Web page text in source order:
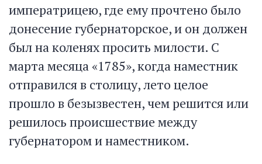
императрицею, где ему прочтено было
донесение губернаторское, и он должен
был на коленях просить милости. С
марта месяца «1785», когда наместник
отправился в столицу, лето целое
прошло в безызвестен, чем решится или
решилось происшествие между
губернатором и наместником.